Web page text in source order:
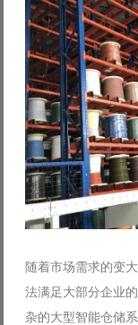
随着市场需求的变
法满足大部分企业
杂的大型智能仓储